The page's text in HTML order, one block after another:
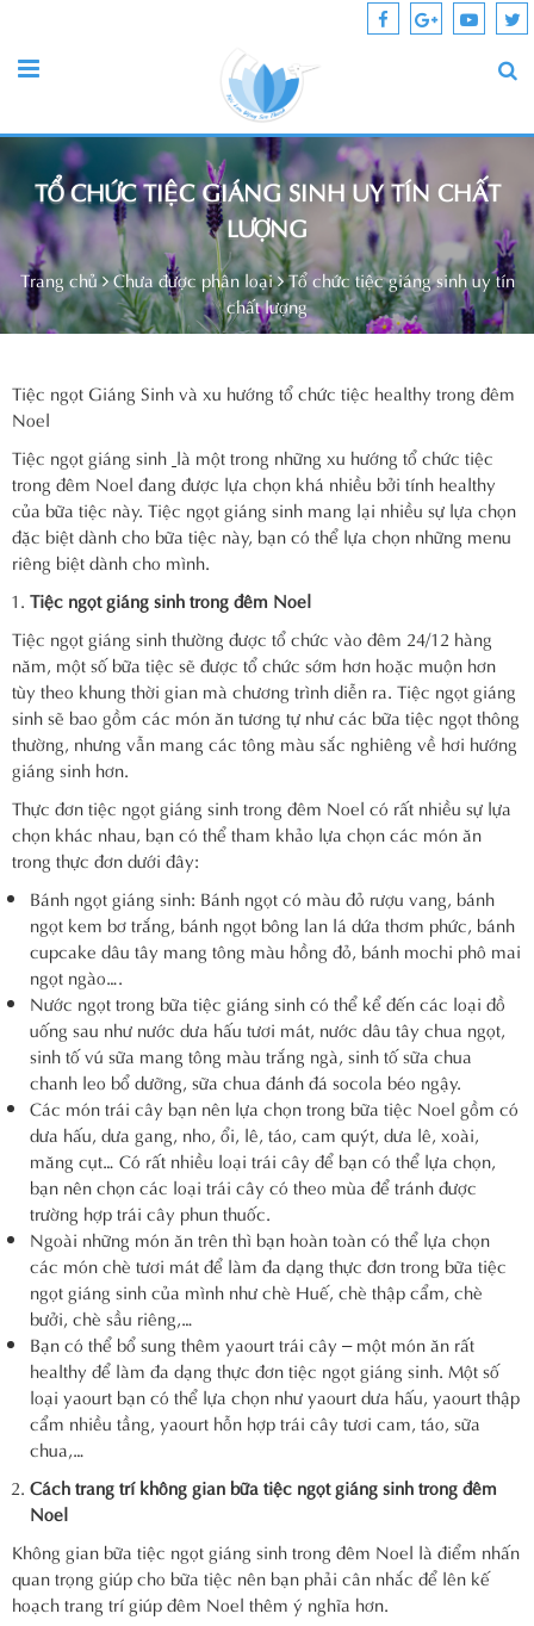
TỔ CHỨC TIỆC GIÁNG SINH UY TÍN CHẤT
LƯỢNG
Trang chủ Chưa được phân loại Tổ chức tiệc giáng sinh uy tín
chất lượng
Tiệc ngọt Giáng Sinh và xu hướng tổ chức tiệc healthy trong đêm
Noel
Tiệc ngọt giáng sinh là một trong những xu hướng tổ chức tiệc
trong đêm Noel đang được lựa chọn khá nhiều bởi tính healthy
của bữa tiệc này. Tiệc ngọt giáng sinh mang lại nhiều sự lựa chọn
đặc biệt dành cho bữa tiệc này, bạn có thể lựa chọn những menu
riêng biệt dành cho mình.
Tiệc ngọt giáng sinh trong đêm Noel
Tiệc ngọt giáng sinh thường được tổ chức vào đêm 24/12 hàng
năm, một số bữa tiệc sẽ được tổ chức sớm hơn hoặc muộn hơn
tùy theo khung thời gian mà chương trình diễn ra. Tiệc ngọt giáng
sinh sẽ bao gồm các món ăn tương tự như các bữa tiệc ngọt thông
thường, nhưng vẫn mang các tông màu sắc nghiêng về hơi hướng
giáng sinh hơn.
Thực đơn tiệc ngọt giáng sinh trong đêm Noel có rất nhiều sự lựa
chọn khác nhau, bạn có thể tham khảo lựa chọn các món ăn
trong thực đơn dưới đây:
Bánh ngọt giáng sinh: Bánh ngọt có màu đỏ rượu vang, bánh
ngọt kem bơ trắng, bánh ngọt bông lan lá dứa thơm phức, bánh
cupcake dâu tây mang tông màu hồng đỏ, bánh mochi phô mai
ngọt ngào….
Nước ngọt trong bữa tiệc giáng sinh có thể kể đến các loại đồ
uống sau như nước dưa hấu tươi mát, nước dâu tây chua ngọt,
sinh tố vú sữa mang tông màu trắng ngà, sinh tố sữa chua
chanh leo bổ dưỡng, sữa chua đánh đá socola béo ngậy.
Các món trái cây bạn nên lựa chọn trong bữa tiệc Noel gồm có
dưa hấu, dưa gang, nho, ổi, lê, táo, cam quýt, dưa lê, xoài,
măng cụt… Có rất nhiều loại trái cây để bạn có thể lựa chọn,
bạn nên chọn các loại trái cây có theo mùa để tránh được
trường hợp trái cây phun thuốc.
Ngoài những món ăn trên thì bạn hoàn toàn có thể lựa chọn
các món chè tươi mát để làm đa dạng thực đơn trong bữa tiệc
ngọt giáng sinh của mình như chè Huế, chè thập cẩm, chè
bưởi, chè sầu riêng,…
Bạn có thể bổ sung thêm yaourt trái cây – một món ăn rất
healthy để làm đa dạng thực đơn tiệc ngọt giáng sinh. Một số
loại yaourt bạn có thể lựa chọn như yaourt dưa hấu, yaourt thập
cẩm nhiều tầng, yaourt hỗn hợp trái cây tươi cam, táo, sữa
chua,…
Cách trang trí không gian bữa tiệc ngọt giáng sinh trong đêm
Noel
Không gian bữa tiệc ngọt giáng sinh trong đêm Noel là điểm nhấn
quan trọng giúp cho bữa tiệc nên bạn phải cân nhắc để lên kế
hoạch trang trí giúp đêm Noel thêm ý nghĩa hơn.